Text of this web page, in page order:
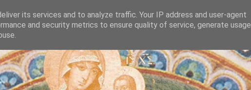
its services and to analyze traffic. Your IP address and user-agent
and security metrics to ensure quality of service, generate usage